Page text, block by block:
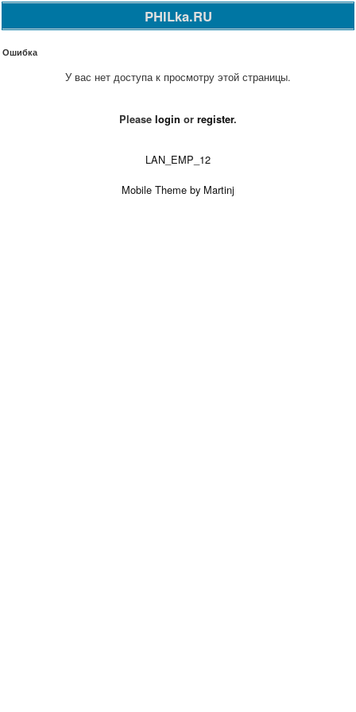
PHILka.RU
Ошибка
У вас нет доступа к просмотру этой страницы.
Please login or register.
LAN_EMP_12
Mobile Theme by Martinj